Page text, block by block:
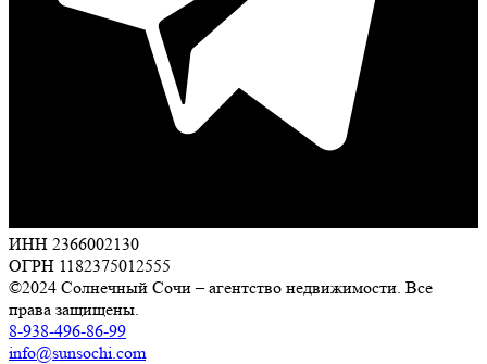
ИНН 2366002130
ОГРН 1182375012555
©2024 Солнечный Сочи – агентство недвижимости. Все
права защищены.
8-938-496-86-99
info@sunsochi.com